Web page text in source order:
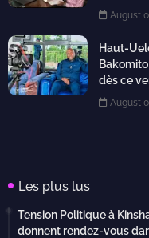
August
Haut-
dès ce
August
Les plus lus
Tension Politique à
donnent rendez-vous